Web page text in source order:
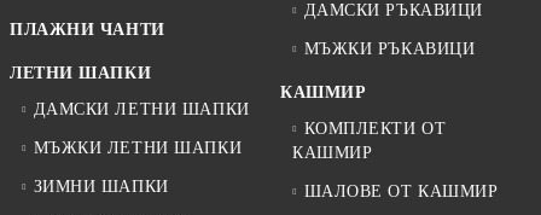
ПЛАЖНИ ЧАНТИ
ЛЕТНИ ШАПКИ
ДАМСКИ ЛЕТНИ ШАПКИ
МЪЖКИ ЛЕТНИ ШАПКИ
ЗИМНИ ШАПКИ
ДАМСКИ РЪКАВИЦИ
МЪЖКИ РЪКАВИЦИ
КАШМИР
КОМПЛЕКТИ ОТ
КАШМИР
ШАЛОВЕ ОТ КАШМИР